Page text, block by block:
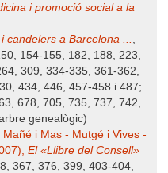
i promoció social a la
candelers a Barcelona ... ,
154-155, 182, 188, 223,
309, 334-335, 361-362,
434, 446, 457-458 i 487;
678, 705, 735, 737, 742,
genealògic)
i Mas - Mutgé i Vives -
El «Llibre del Consell»
367, 376, 399, 403-404,